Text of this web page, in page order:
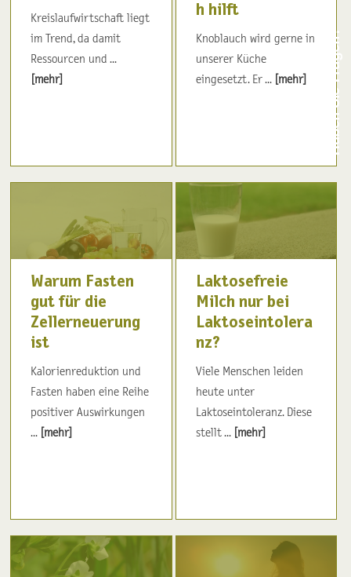
Kreislaufwirtschaft liegt
im Trend, da damit
Ressourcen und ...
[mehr]
h hilft
Knoblauch wird gerne in
unserer Küche
eingesetzt. Er ... [mehr]
Warum Fasten
gut für die
Zellerneuerung
ist
Kalorienreduktion und
Fasten haben eine Reihe
positiver Auswirkungen
... [mehr]
Laktosefreie
Milch nur bei
Laktoseintolera
nz?
Viele Menschen leiden
heute unter
Laktoseintoleranz. Diese
stellt ... [mehr]